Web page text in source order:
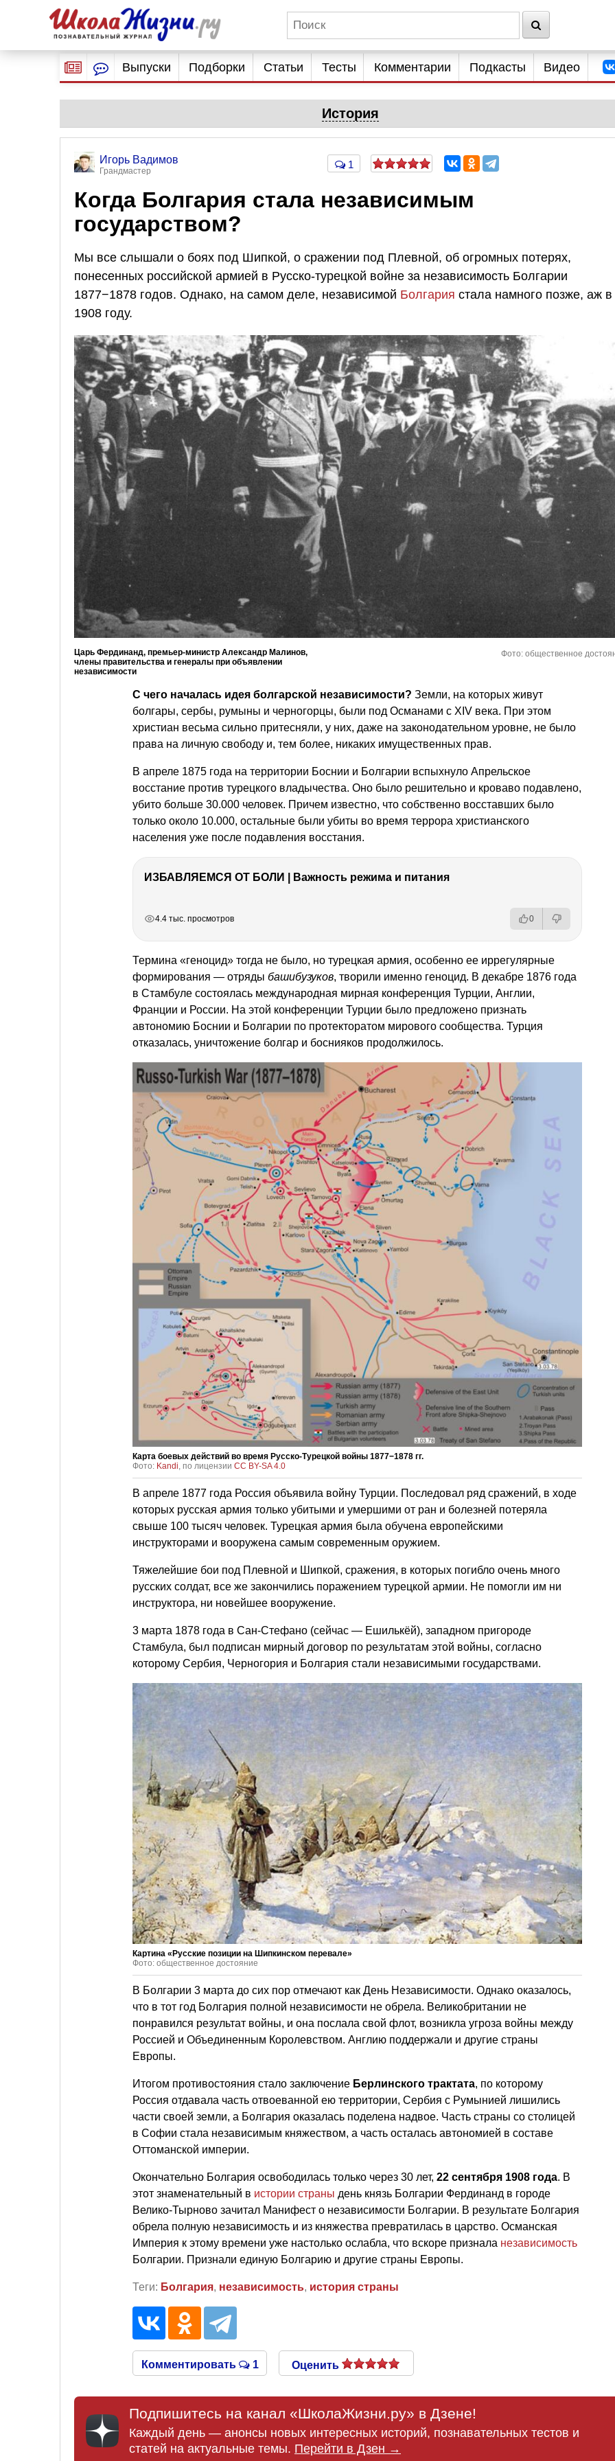
Выпуски Подборки Статьи Тесты Комментарии Подкасты Видео
История
Игорь Вадимов
Грандмастер
1
Когда Болгария стала независимым
государством?
Мы все слышали о боях под Шипкой, о сражении под Плевной, об огромных потерях,
понесенных российской армией в Русско-турецкой войне за независимость Болгарии
1877−1878 годов. Однако, на самом деле, независимой Болгария стала намного позже, аж в
1908 году.
Царь Фердинанд, премьер-министр Александр Малинов,
члены правительства и генералы при объявлении
независимости
Фото: общественное
С чего началась идея болгарской независимости? Земли, на которых живут
болгары, сербы, румыны и черногорцы, были под Османами с XIV века. При этом
христиан весьма сильно притесняли, у них, даже на законодательном уровне, не было
права на личную свободу и, тем более, никаких имущественных прав.
В апреле 1875 года на территории Боснии и Болгарии вспыхнуло Апрельское
восстание против турецкого владычества. Оно было решительно и кроваво подавлено,
убито больше 30.000 человек. Причем известно, что собственно восставших было
только около 10.000, остальные были убиты во время террора христианского
населения уже после подавления восстания.
ИЗБАВЛЯЕМСЯ ОТ БОЛИ | Важность режима и питания
4.4 тыс. просмотров 0
Термина «геноцид» тогда не было, но турецкая армия, особенно ее иррегулярные
формирования — отряды башибузуков, творили именно геноцид. В декабре 1876 года
в Стамбуле состоялась международная мирная конференция Турции, Англии,
Франции и России. На этой конференции Турции было предложено признать
автономию Боснии и Болгарии по протекторатом мирового сообщества. Турция
отказалась, уничтожение болгар и боснияков продолжилось.
Карта боевых действий во время Русско-Турецкой войны 1877−1878 гг.
Фото: Kandi, по лицензии CC BY-SA 4.0
В апреле 1877 года Россия объявила войну Турции. Последовал ряд сражений, в ходе
которых русская армия только убитыми и умершими от ран и болезней потеряла
свыше 100 тысяч человек. Турецкая армия была обучена европейскими
инструкторами и вооружена самым современным оружием.
Тяжелейшие бои под Плевной и Шипкой, сражения, в которых погибло очень много
русских солдат, все же закончились поражением турецкой армии. Не помогли им ни
инструктора, ни новейшее вооружение.
3 марта 1878 года в Сан-Стефано (сейчас — Ешилькёй), западном пригороде
Стамбула, был подписан мирный договор по результатам этой войны, согласно
которому Сербия, Черногория и Болгария стали независимыми государствами.
Картина «Русские позиции на Шипкинском перевале»
Фото: общественное достояние
В Болгарии 3 марта до сих пор отмечают как День Независимости. Однако оказалось,
что в тот год Болгария полной независимости не обрела. Великобритании не
понравился результат войны, и она послала свой флот, возникла угроза войны между
Россией и Объединенным Королевством. Англию поддержали и другие страны
Европы.
Итогом противостояния стало заключение Берлинского трактата, по которому
Россия отдавала часть отвоеванной ею территории, Сербия с Румынией лишились
части своей земли, а Болгария оказалась поделена надвое. Часть страны со столицей
в Софии стала независимым княжеством, а часть осталась автономией в составе
Оттоманской империи.
Окончательно Болгария освободилась только через 30 лет, 22 сентября 1908 года. В
этот знаменательный в истории страны день князь Болгарии Фердинанд в городе
Велико-Тырново зачитал Манифест о независимости Болгарии. В результате Болгария
обрела полную независимость и из княжества превратилась в царство. Османская
Империя к этому времени уже настолько ослабла, что вскоре признала независимость
Болгарии. Признали единую Болгарию и другие страны Европы.
Теги: Болгария, независимость, история страны
Комментировать 1 Оценить
Подпишитесь на канал «ШколаЖизни.ру» в Дзене!
Каждый день — анонсы новых интересных историй, познавательных тестов и
статей на актуальные темы. Перейти в Дзен →